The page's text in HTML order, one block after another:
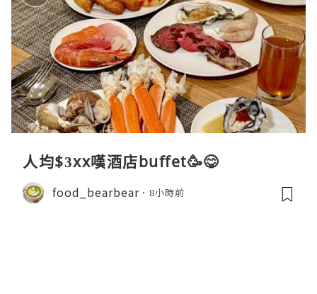
人均$3xx嘆酒店buffet🥳😋
food_bearbear 8小時前